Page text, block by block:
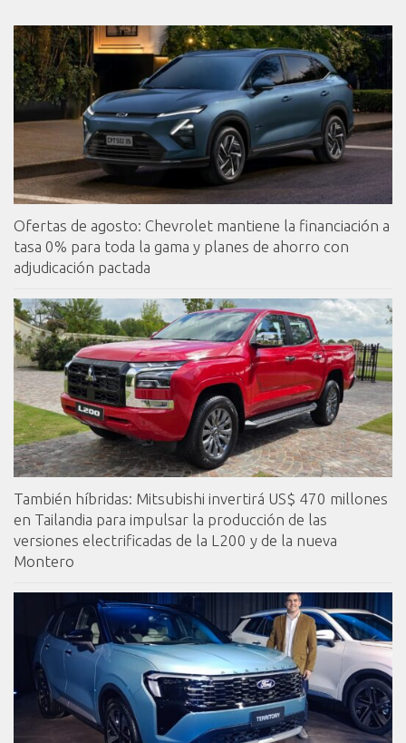
Ofertas de agosto: Chevrolet mantiene la financiación a
tasa 0% para toda la gama y planes de ahorro con
adjudicación pactada
También híbridas: Mitsubishi invertirá US$ 470 millones
en Tailandia para impulsar la producción de las
versiones electrificadas de la L200 y de la nueva
Montero